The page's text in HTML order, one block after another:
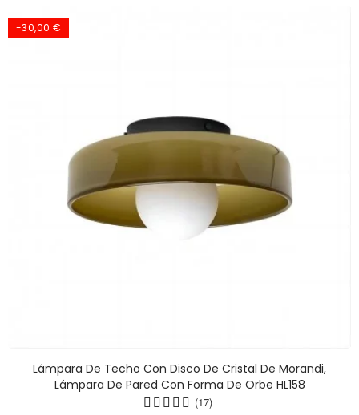
-30,00 €
Lámpara De Techo Con Disco De Cristal De Morandi,
Lámpara De Pared Con Forma De Orbe HL158
(17)